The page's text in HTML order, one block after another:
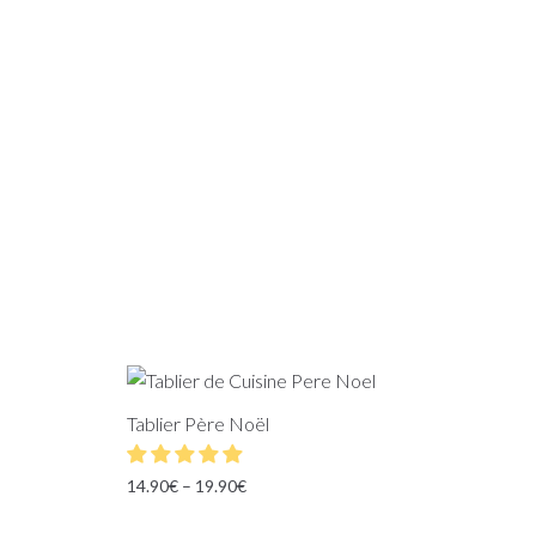
Tablier Père Noël
14.90€– 19.90€